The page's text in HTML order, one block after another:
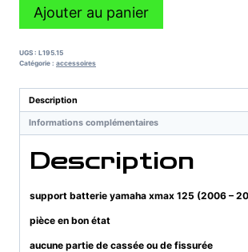
quantité
batterie
yamaha
125
(2006
Ajouter au panier
UGS : L195.15
Catégorie : accessoires
Description
Informations complémentaires
Description
support batterie yamaha xmax 125 (2006 –
pièce en bon état
aucune partie de cassée ou de fissurée